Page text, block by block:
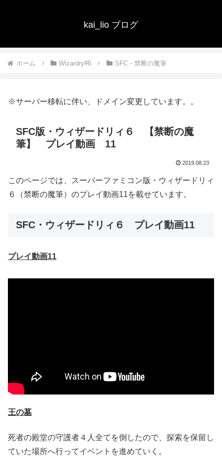
kai_lio ブログ
ホーム Wizardry#6 SFC－禁断の魔筆
※サーバー移転に伴い、ドメイン変更しています。。
SFC版・ウィザードリィ６ 【禁断の魔
筆】 プレイ動画 11
2019.08.23
このページでは、スーパーファミコン版・ウィザードリィ
６（禁断の魔筆）のプレイ動画11を載せています。
SFC・ウィザードリィ６ プレイ動画11
プレイ動画11
王の墓
死者の殿堂の守護者４人全てを倒したので、探索を保留し
ていた場所へ行ってイベントを進めていく。